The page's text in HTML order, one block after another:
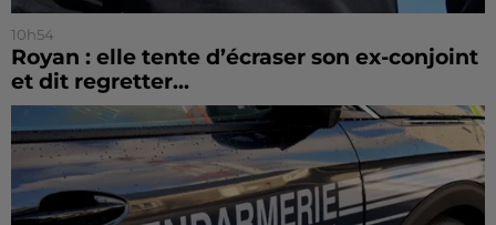
10h54
Royan : elle tente d’écraser son ex-conjoint
et dit regretter...